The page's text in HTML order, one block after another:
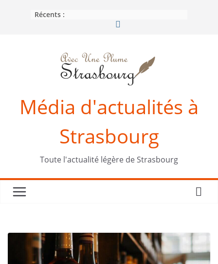
Récents :
Média d'actualités à
Strasbourg
Toute l'actualité légère de Strasbourg